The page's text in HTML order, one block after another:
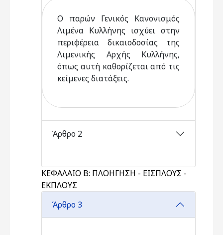
Ο παρών Γενικός Κανονισμός
Λιμένα Κυλλήνης ισχύει στην
περιφέρεια δικαιοδοσίας της
Λιμενικής Αρχής Κυλλήνης,
όπως αυτή καθορίζεται από τις
κείμενες διατάξεις.
Άρθρο 2
ΚΕΦΑΛΑΙΟ Β: ΠΛΟΗΓΗΣΗ - ΕΙΣΠΛΟΥΣ -
ΕΚΠΛΟΥΣ
Άρθρο 3